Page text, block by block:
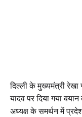
दिल्ली के मुख्यमंत्री रेखा
यादव पर दिया गया
अध्यक्ष के समर्थन में